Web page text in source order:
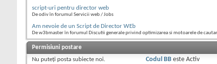
script-uri pentru director web
De odiv în forumul Servicii web / Jobs
Am nevoie de un Script de Director WEb
De w3bmaster în forumul Discutii generale privind optimizarea si motoarele de
Permisiuni postare
Nu puteţi posta subiecte noi.
Codul BBeste Activ